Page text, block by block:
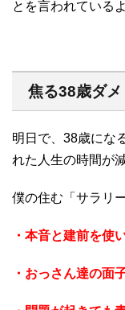
とを言われている
焦る38歳ダ
明日で、38歳にな
れた人生の時間が
僕の住む「サラリ
・本音と建前を使
・おっさん達の面